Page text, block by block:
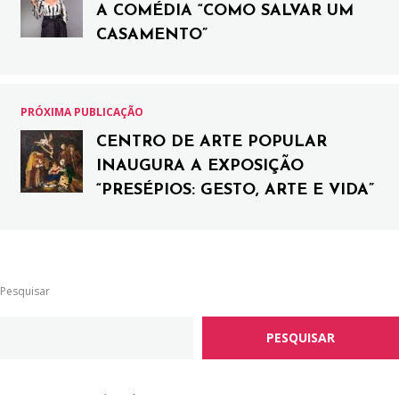
A COMÉDIA “COMO SALVAR UM
CASAMENTO”
PRÓXIMA PUBLICAÇÃO
CENTRO DE ARTE POPULAR
INAUGURA A EXPOSIÇÃO
“PRESÉPIOS: GESTO, ARTE E VIDA”
Pesquisar
PESQUISAR